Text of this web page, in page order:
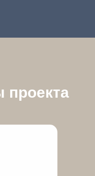
проекта